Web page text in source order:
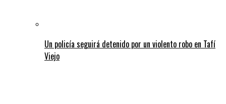
Un policía seguirá detenido por un violento robo en Tafí
Viejo